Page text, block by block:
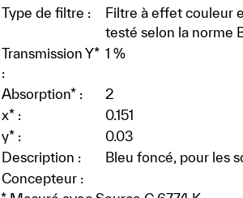
Type de filtre :
Filtre à effet couleur
testé selon la norme
Transmission Y*
:
1 %
Absorption* :
2
x* :
0.151
y* :
0.03
Description :
Bleu foncé, pour les
Concepteur :